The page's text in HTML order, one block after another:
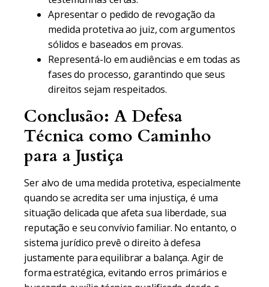
Apresentar o pedido de revogação da
medida protetiva ao juiz, com argumentos
sólidos e baseados em provas.
Representá-lo em audiências e em todas as
fases do processo, garantindo que seus
direitos sejam respeitados.
Conclusão: A Defesa
Técnica como Caminho
para a Justiça
Ser alvo de uma medida protetiva, especialmente
quando se acredita ser uma injustiça, é uma
situação delicada que afeta sua liberdade, sua
reputação e seu convívio familiar. No entanto, o
sistema jurídico prevê o direito à defesa
justamente para equilibrar a balança. Agir de
forma estratégica, evitando erros primários e